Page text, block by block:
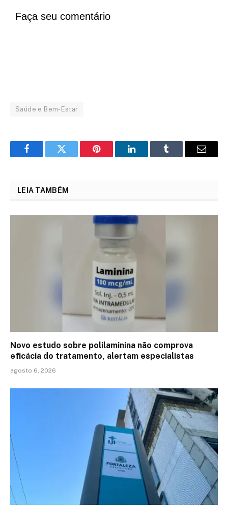
Faça seu comentário
Saúde e Bem-Estar
FacebookTwitter Pinterest LinkedInTumblr Email
LEIA TAMBÉM
Novo estudo sobre polilaminina não comprova
eficácia do tratamento, alertam especialistas
agosto 6, 2026